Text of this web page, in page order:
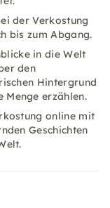
der Verkostung
bis zum Abgang.
in die Welt
den
Hintergrund
Menge erzählen.
online mit
Geschichten